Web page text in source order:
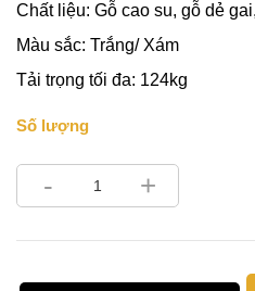
Chất liệu: Gỗ cao su, gỗ dẻ
Màu sắc: Trắng/ Xám
Tải trọng tối đa: 124kg
Số lượng
- +